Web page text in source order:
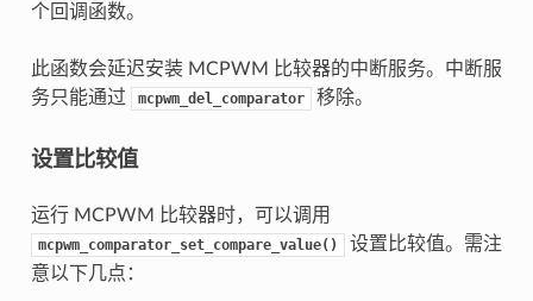
个回调函数。
此函数会延迟安装 MCPWM 比较器的中断服务。中断服
务只能通过
mcpwm_del_comparator 移除。
设置比较值
运行 MCPWM 比较器时，可以调用
mcpwm_comparator_set_compare_value()
设置比较值。需注
意以下几点：